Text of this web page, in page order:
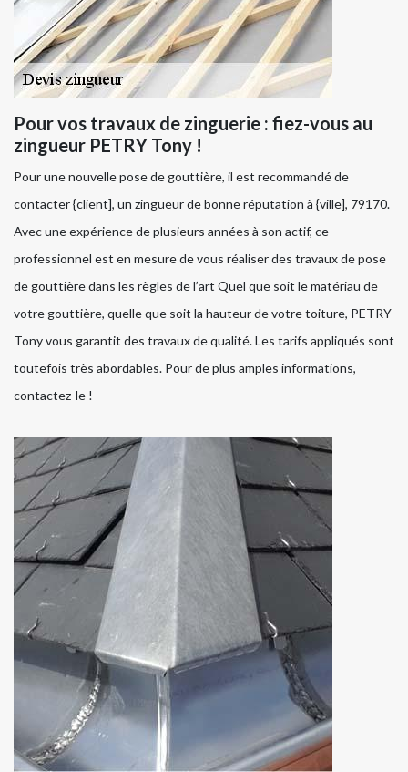
Pour vos travaux de zinguerie : fiez-vous au
zingueur PETRY Tony !
Pour une nouvelle pose de gouttière, il est recommandé de
contacter {client], un zingueur de bonne réputation à {ville], 79170.
Avec une expérience de plusieurs années à son actif, ce
professionnel est en mesure de vous réaliser des travaux de pose
de gouttière dans les règles de l’art Quel que soit le matériau de
votre gouttière, quelle que soit la hauteur de votre toiture, PETRY
Tony vous garantit des travaux de qualité. Les tarifs appliqués sont
toutefois très abordables. Pour de plus amples informations,
contactez-le !